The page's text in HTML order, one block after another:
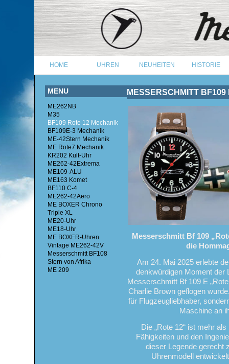
HOME UHREN NEUHEITEN HISTORIE
MENU
ME262NB
M35
BF109 Rote 12 Mechanik
BF109E-3 Mechanik
ME-42Stern Mechanik
ME Rote7 Mechanik
KR202 Kult-Uhr
ME262-42Extrema
ME109-ALU
ME163 Komet
BF110 C-4
ME262-42Aero
ME BOXER Chrono
Triple XL
ME20-Uhr
ME18-Uhr
ME BOXER-Uhren
Vintage ME262-42V
Messerschmitt BF108
Stern von Afrika
ME 209
MESSERSCHMITT
Messerschmitt Bf 109
die
Am 24. Mai 2025 erlebte
denkwürdigen Moment der
Messerschmitt Bf 109 E
Charlie Brown geflogen
für Flugzeugliebhaber,
Maschine an
Die „Rote 12“ ist mehr
Fähigkeiten und den
dieser Legende gerecht
Uhrenmodell